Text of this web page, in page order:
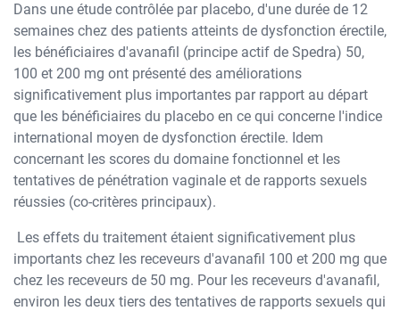
Dans une étude contrôlée par placebo, d'une durée de 12
semaines chez des patients atteints de dysfonction érectile,
les bénéficiaires d'avanafil (principe actif de Spedra) 50,
100 et 200 mg ont présenté des améliorations
significativement plus importantes par rapport au départ
que les bénéficiaires du placebo en ce qui concerne l'indice
international moyen de dysfonction érectile. Idem
concernant les scores du domaine fonctionnel et les
tentatives de pénétration vaginale et de rapports sexuels
réussies (co-critères principaux).
Les effets du traitement étaient significativement plus
importants chez les receveurs d'avanafil 100 et 200 mg que
chez les receveurs de 50 mg. Pour les receveurs d'avanafil,
environ les deux tiers des tentatives de rapports sexuels qui